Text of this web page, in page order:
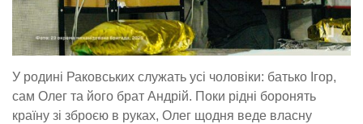
У родині Раковських служать усі чоловіки: батько Ігор,
сам Олег та його брат Андрій. Поки рідні боронять
країну зі зброєю в руках, Олег щодня веде власну